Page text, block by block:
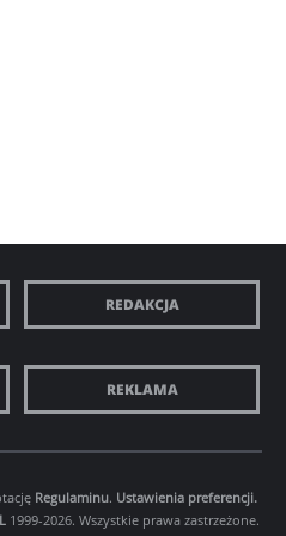
REDAKCJA
REKLAMA
Regulaminu. Ustawienia preferencji.
1999-2026. Wszystkie prawa zastrzeżone.